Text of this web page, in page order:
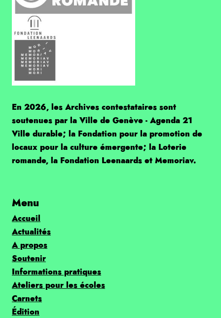
En 2026, les Archives contestataires sont
soutenues par la Ville de Genève - Agenda 21
Ville durable; la Fondation pour la promotion de
locaux pour la culture émergente; la Loterie
romande, la Fondation Leenaards et Memoriav.
Menu
Accueil
Actualités
A propos
Soutenir
Informations pratiques
Ateliers pour les écoles
Carnets
Édition